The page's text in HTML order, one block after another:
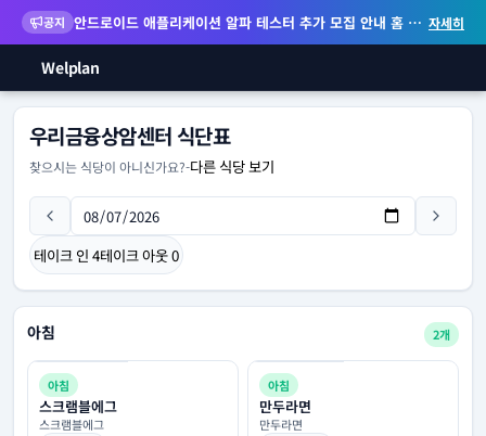
공지 안드로이드 애플리케이션 알파 테스터 추가 모집 안내 홈 화면 위젯 등 지원 자세히
Welplan
우리금융상암센터 식단표
찾으시는 식당이 아니신가요?-다른 식당 보기
테이크 인 4테이크 아웃0
아침 2개
아침
스크램블에그
스크램블에그
아침
만두라면
만두라면